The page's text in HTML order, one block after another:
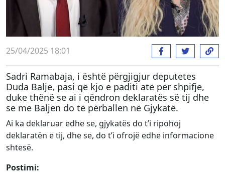
25/04/2025 18:01
Sadri Ramabaja, i është përgjigjur deputetes
Duda Balje, pasi që kjo e paditi atë për shpifje,
duke thënë se ai i qëndron deklaratës së tij dhe
se me Baljen do të përballen në Gjykatë.
Ai ka deklaruar edhe se, gjykatës do t’i ripohoj
deklaratën e tij, dhe se, do t’i ofrojë edhe informacione
shtesë.
Postimi: